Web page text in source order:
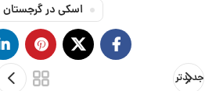
اسکی در گرجستان
جدیدتر